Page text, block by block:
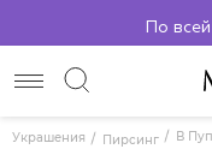
По
Украшения Пирсинг В